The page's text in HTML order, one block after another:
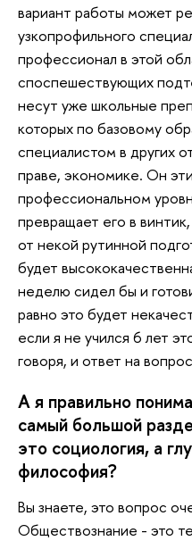
вариант работы может
узкопрофильного
профессионал в этой
споспешествующих
несут уже школьные
которых по базовому
специалистом в других
праве, экономике. Он
профессиональном
превращает его в
от некой рутинной
будет
неделю сидел бы и
равно это будет
если я не учился 6 лет
говоря, и ответ на
А я правильно
самый большой
это социология, а
философия?
Вы знаете, это вопрос
Обществознание - это